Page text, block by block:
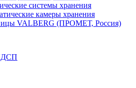
системы хранения
камеры хранения
VALBERG (ПРОМЕТ, Россия)